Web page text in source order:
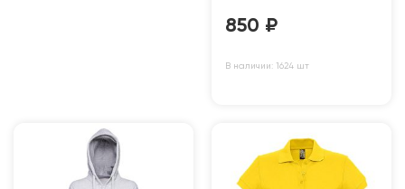
850 ₽
В наличии: 1624 шт